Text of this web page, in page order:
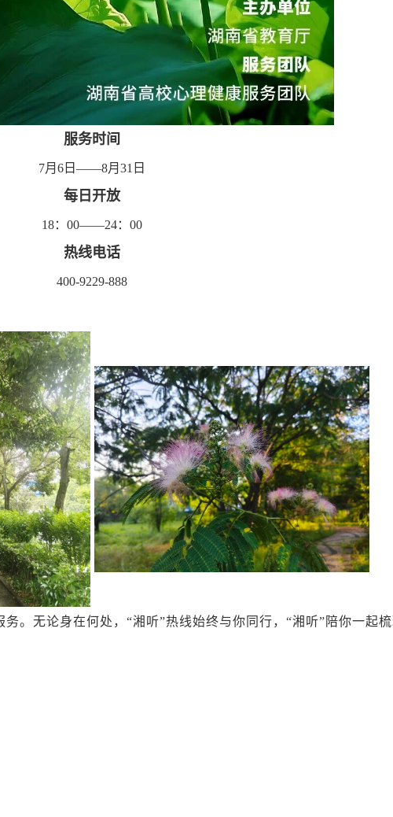
服务时间
7月6日——8月31日
每日开放
18：00——24：00
热线电话
400-9229-888
。无论身在何处，“湘听”热线始终与你同行，“湘听”陪你一起